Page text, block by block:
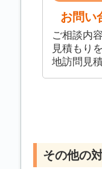
お問い
ご相談内
見積もり
地訪問見
その他の